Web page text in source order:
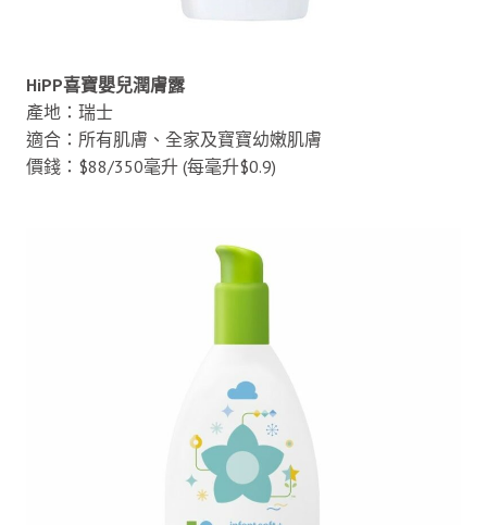
HiPP喜寶嬰兒潤膚露
產地：瑞士
適合：所有肌膚、全家及寶寶幼嫩肌膚
價錢：$88/350毫升 (每毫升$0.9)